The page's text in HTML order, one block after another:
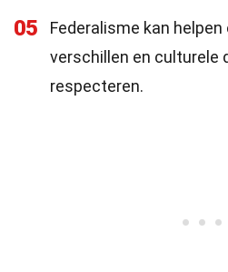
05
Federalisme kan helpen
verschillen en culturele
respecteren.